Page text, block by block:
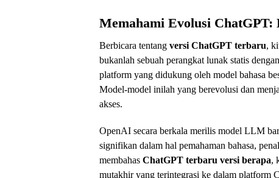
Memahami Evolusi ChatGPT:
Berbicara tentang versi ChatGPT terbaru,
bukanlah sebuah perangkat lunak statis
platform yang didukung oleh model bahasa
Model-model inilah yang berevolusi dan
akses.
OpenAI secara berkala merilis model LLM
signifikan dalam hal pemahaman bahasa,
membahas ChatGPT terbaru versi berapa,
mutakhir yang terintegrasi ke dalam platform